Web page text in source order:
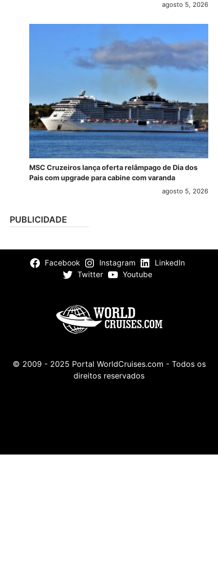
agosto 5, 2026
MSC Cruzeiros lança oferta relâmpago de Dia dos
Pais com upgrade para cabine com varanda
agosto 5, 2026
PUBLICIDADE
Facebook Instagram
LinkedIn
Twitter
Youtube
© 2009 - 2025 Portal WorldCruises.com - Todos os
direitos reservados